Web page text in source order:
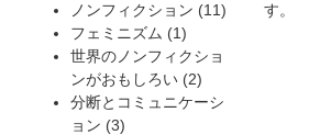
品
商
品
の
商
品
個
の
商
品
ノンフィクション 1111
の
品
フェミニズム 11
個
の
商
世界のノンフィクショ
ンがおもしろい
22
個
分断とコミュニケーシ
ョン
33
す。